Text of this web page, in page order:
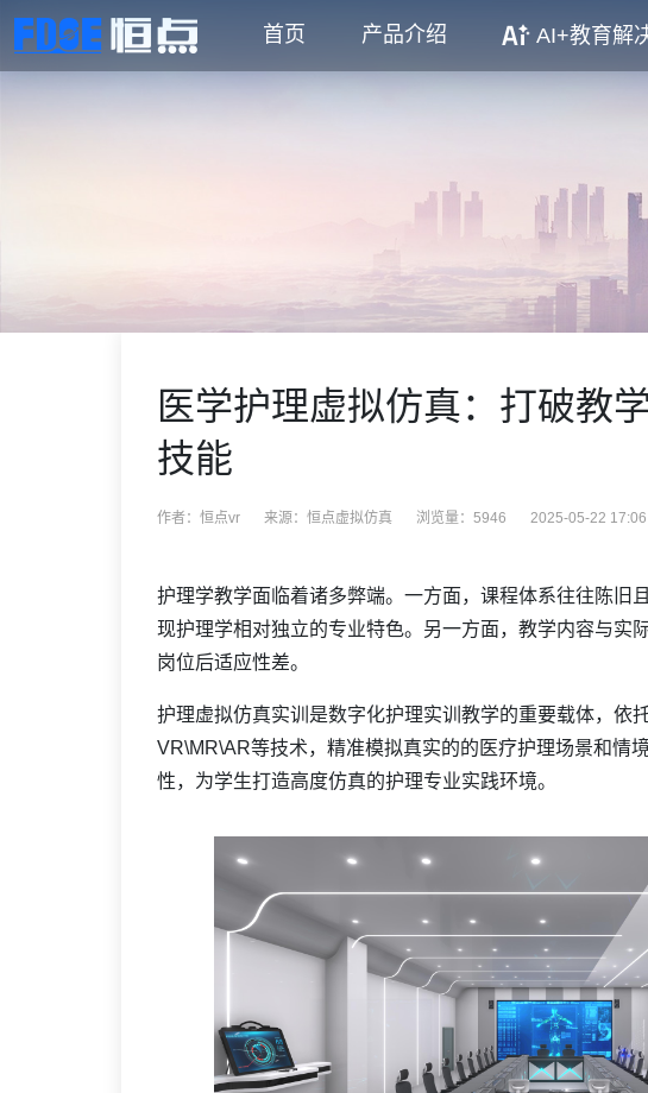
首页 产品介绍 AI+教育解
医学护理虚拟仿真：打破教
技能
作者：恒点vr 来源： 恒点虚拟仿真 浏览量：5946 2025-05-22 17:06
护理学教学面临着诸多弊端。一方面，课程体系往往陈旧
现护理学相对独立的专业特色。另一方面，教学内容与实
岗位后适应性差。
护理虚拟仿真实训是数字化护理实训教学的重要载体，依
VR\MR\AR等技术，精准模拟真实的的医疗护理场景和情
性，为学生打造高度仿真的护理专业实践环境。